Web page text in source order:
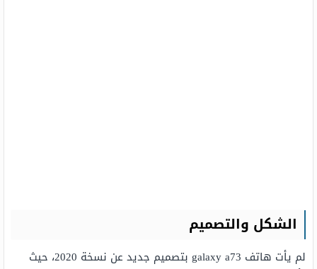
الشكل والتصميم
لم يأت هاتف galaxy a73 بتصميم جديد عن نسخة 2020، حيث